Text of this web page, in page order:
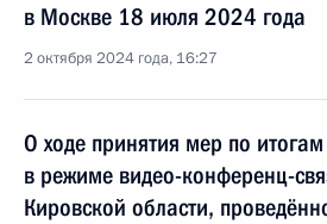
в Москве 18 июля 2024 года
2 октября 2024 года, 16:27
О ходе принятия мер по
в режиме видео-конференц-
Кировской области,